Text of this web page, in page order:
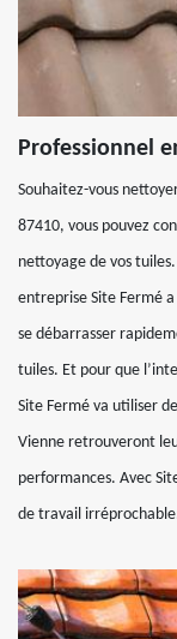
Professionnel
Souhaitez-vous
87410, vous pouvez
nettoyage de vos
entreprise Site Fermé
se débarrasser
tuiles. Et pour que
Site Fermé va utiliser
Vienne retrouveront
performances. Avec
de travail